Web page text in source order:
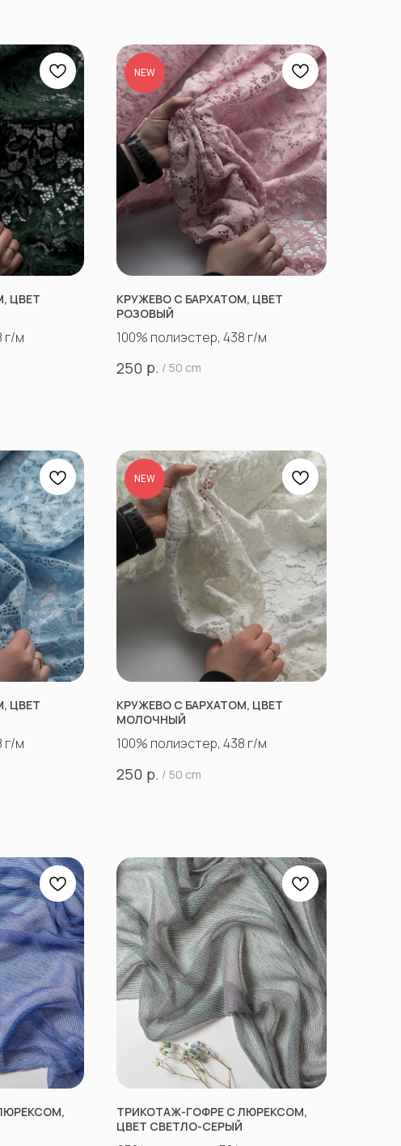
ЦВЕТ
г/м
NEW
КРУЖЕВО С БАРХАТОМ, ЦВЕТ
РОЗОВЫЙ
100% полиэстер, 438 г/м
250 р. / 50 cm
ЦВЕТ
г/м
NEW
КРУЖЕВО С БАРХАТОМ, ЦВЕТ
МОЛОЧНЫЙ
100% полиэстер, 438 г/м
250 р. / 50 cm
ТРИКОТАЖ-ГОФРЕ С ЛЮРЕКСОМ,
ЦВЕТ СВЕТЛО-СЕРЫЙ